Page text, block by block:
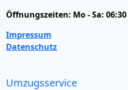
Öffnungszeiten: Mo - Sa:
Impressum
Datenschutz
Umzugsservice